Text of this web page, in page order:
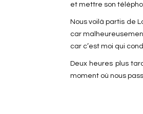
et mettre son
Nous voilà partis de
car
car c’est moi qui
Deux heures plus
moment où nous